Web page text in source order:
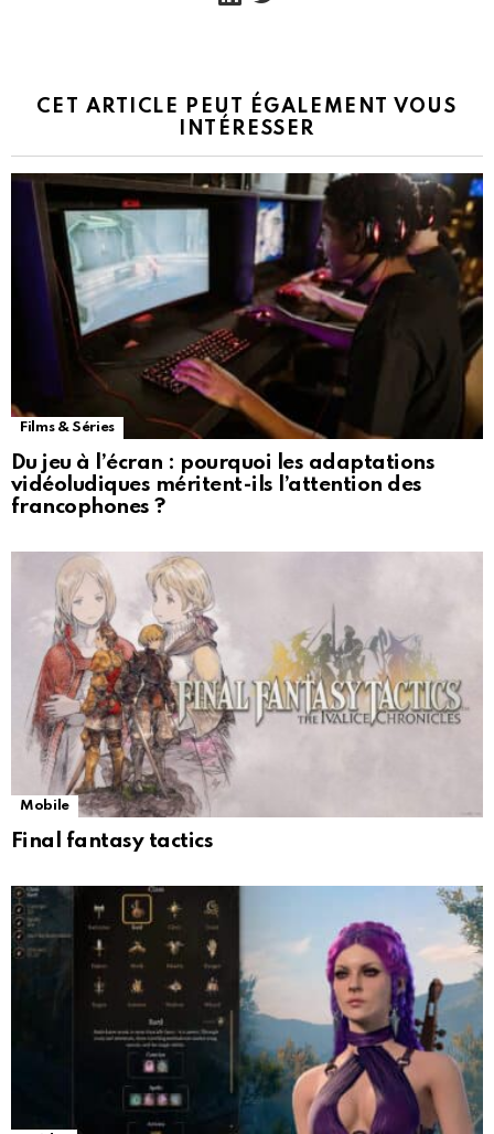
CET ARTICLE PEUT ÉGALEMENT VOUS
INTÉRESSER
Films & Séries
Du jeu à l’écran : pourquoi les adaptations
vidéoludiques méritent-ils l’attention des
francophones ?
Mobile
Final fantasy tactics